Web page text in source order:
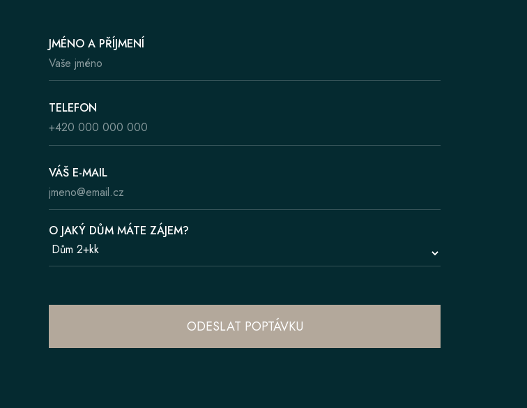
JMÉNO A PŘÍJMENÍ
TELEFON
VÁŠ E-MAIL
O JAKÝ DŮM MÁTE ZÁJEM?
ODESLAT POPTÁVKU